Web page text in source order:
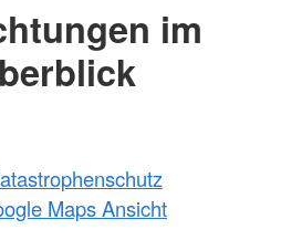
im
Maps Ansicht